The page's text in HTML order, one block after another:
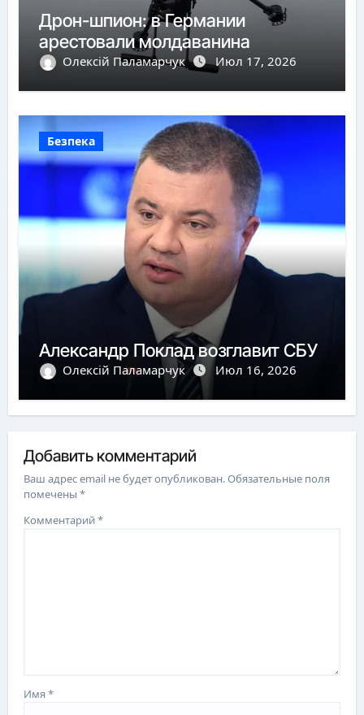
Дрон-шпион: в Германии
арестовали молдаванина
Олексій Паламарчук Июл 17, 2026
Безпека
Александр Поклад возглавит СБУ
Олексій Паламарчук Июл 16, 2026
Добавить комментарий
Ваш адрес email не будет опубликован.Обязательные поля
помечены*
Комментарий*
Имя*